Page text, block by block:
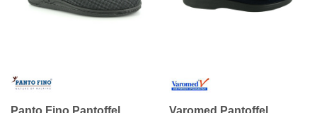
Panto Fino Pantoffel Varomed Pantoffel